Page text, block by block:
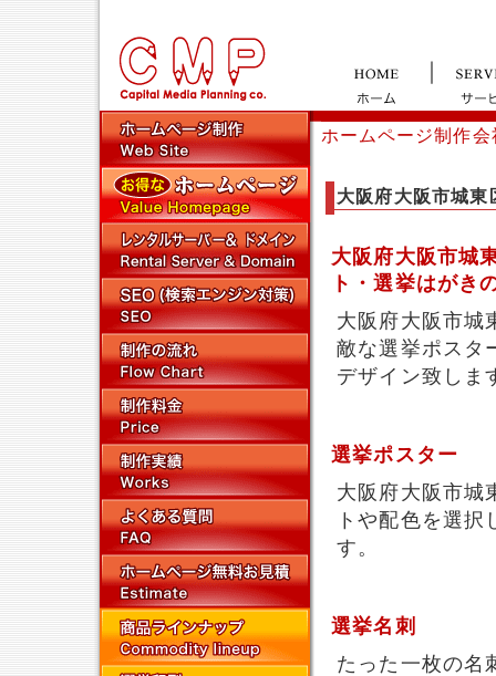
ホームページ制作
大阪府大阪市城東
大阪府大阪市城
ト・選挙はがき
大阪府大阪市城
敵な選挙ポスタ
デザイン致しま
選挙ポスター
大阪府大阪市城
トや配色を選
す。
選挙名刺
たった一枚の名